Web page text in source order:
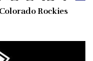
Rockies